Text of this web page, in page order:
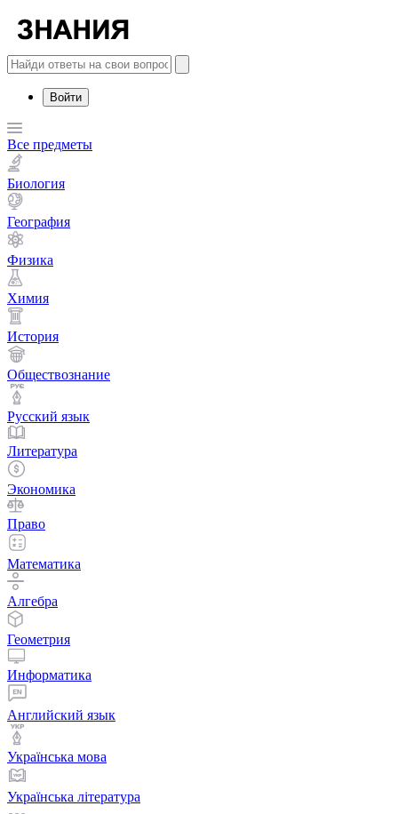
Войти
Все предметы
Биология
География
Физика
Химия
История
Обществознание
Русский язык
Литература
Экономика
Право
Математика
Алгебра
Геометрия
Информатика
Английский язык
Українська мова
Українська література